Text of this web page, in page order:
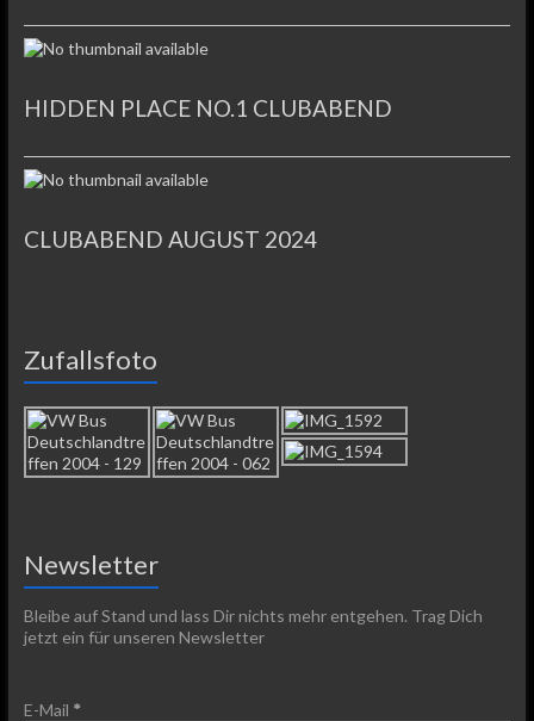
HIDDEN PLACE NO.1 CLUBABEND
CLUBABEND AUGUST 2024
Zufallsfoto
Newsletter
Bleibe auf Stand und lass Dir nichts mehr entgehen. Trag Dich
jetzt ein für unseren Newsletter
E-Mail *